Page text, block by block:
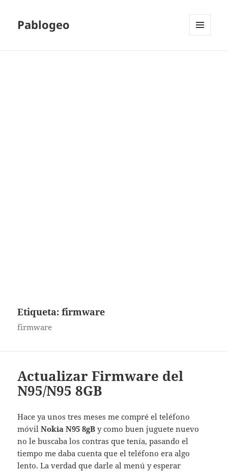
Pablogeo
Etiqueta:firmware
firmware
Actualizar Firmware del
N95/N95 8GB
Hace ya unos tres meses me compré el teléfono
móvilNokia N95 8gBy como buen juguete nuevo
no le buscaba los contras que tenía, pasando el
tiempo me daba cuenta que el teléfono era algo
lento. La verdad que darle al menú y esperar